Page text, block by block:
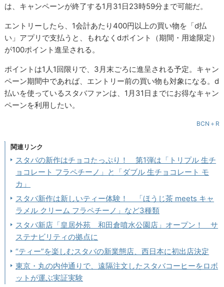
は、キャンペーンが終了する1月31日23時59分まで可能だ。
エントリーしたら、1会計あたり400円以上の買い物を「d払
い」アプリで支払うと、もれなくdポイント（期間・用途限定）
が100ポイント進呈される。
ポイントは1人1回限りで、3月末ごろに進呈される予定。キャン
ペーン期間中であれば、エントリー前の買い物も対象になる。d
払いを使っているスタバファンは、1月31日までにお得なキャン
ペーンを利用したい。
BCN＋R
関連リンク
スタバの新作はチョコたっぷり！ 第1弾は「トリプル 生チ
ョコレート フラペチーノ」と「ダブル 生チョコレート モ
カ」
スタバ新作は新しいティー体験！ 「ほうじ茶 meets キャ
ラメル クリーム フラペチーノ」など3種類
スタバ新店「皇居外苑 和田倉噴水公園店」オープン！ サ
ステナビリティの拠点に
“ティー”を楽しむスタバの新業態店、西日本に初出店決定
東京・丸の内仲通りで、遠隔注文したスタバコーヒーをロボ
ットが運ぶ実証実験